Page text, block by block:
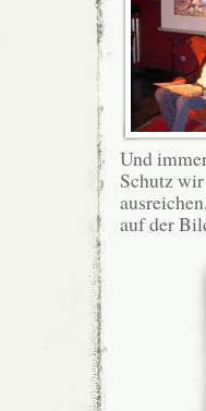
Und
Schutz wir
auf der